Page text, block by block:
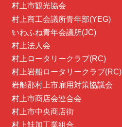
村上市観光協会
村上商工会議所青年部(YEG)
いわふね青年会議所(JC)
村上法人会
村上ロータリークラブ(RC)
村上岩船ロータリークラブ(RC)
岩船郡村上市雇用対策協議会
村上市商店会連合会
村上市中央商店街
村上鮭加工業組合